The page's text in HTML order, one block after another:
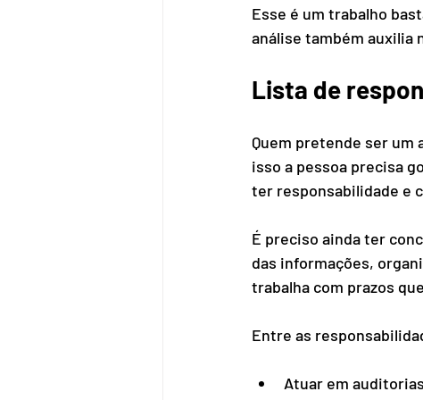
Esse é um trabalho
análise também auxilia
Lista de
Quem pretende ser um
isso a pessoa precisa
ter responsabilidade e
É preciso ainda ter
das informações,
trabalha com prazos
Entre as
Atuar em